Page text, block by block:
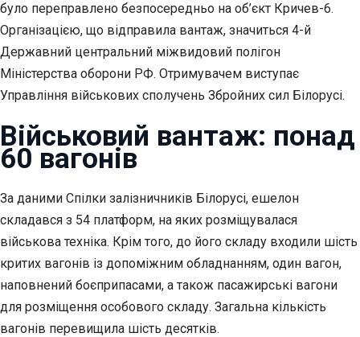
було переправлено безпосередньо на об’єкт Кричев-6.
Організацією, що відправила вантаж, значиться 4-й
Державний центральний міжвидовий полігон
Міністерства оборони РФ. Отримувачем виступає
Управління військових сполучень Збройних сил Білорусі.
Військовий вантаж: понад
60 вагонів
За даними Спілки залізничників Білорусі, ешелон
складався з 54 платформ, на яких розміщувалася
військова техніка. Крім того, до його складу входили шість
критих вагонів із допоміжним обладнанням, один вагон,
наповнений боєприпасами, а також пасажирські вагони
для розміщення особового складу. Загальна кількість
вагонів перевищила шість десятків.